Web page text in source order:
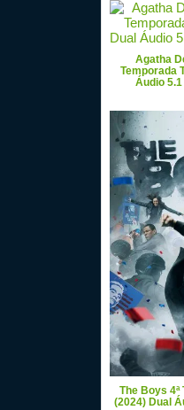
Agatha
Temporada
Áudio
The Boys 4ª
(2024) Dual